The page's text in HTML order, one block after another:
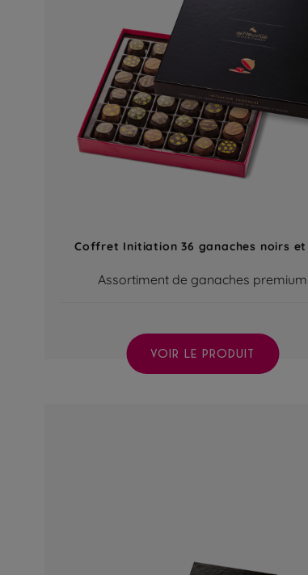
Coffret Initiation 36 ganaches noirs
Assortiment de ganaches premium
VOIR LE PRODUIT